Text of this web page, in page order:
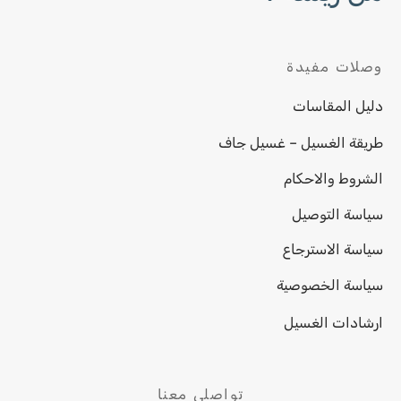
وصلات مفيدة
دليل المقاسات
طريقة الغسيل – غسيل جاف
الشروط والاحكام
سياسة التوصيل
سياسة الاسترجاع
سياسة الخصوصية
ارشادات الغسيل
تواصلي معنا